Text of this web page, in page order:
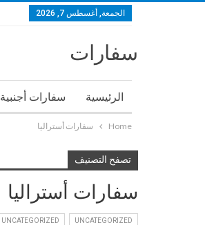
الجمعة, أغسطس 7, 2026
سفارات
الرئيسية سفارات أجنبية
Home سفارات أستراليا
تصفح التصنيف
سفارات أستراليا
UNCATEGORIZED
UNCATEGORIZED